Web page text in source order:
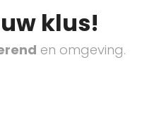
klus!
en omgeving.